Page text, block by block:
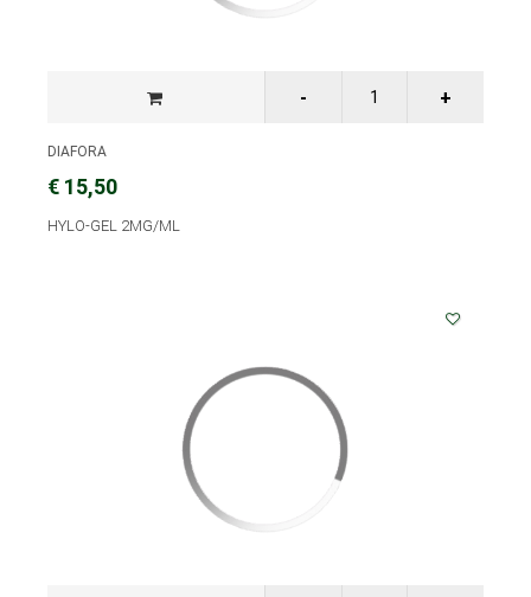
DIAFORA
€ 15,50
HYLO-GEL 2MG/ML